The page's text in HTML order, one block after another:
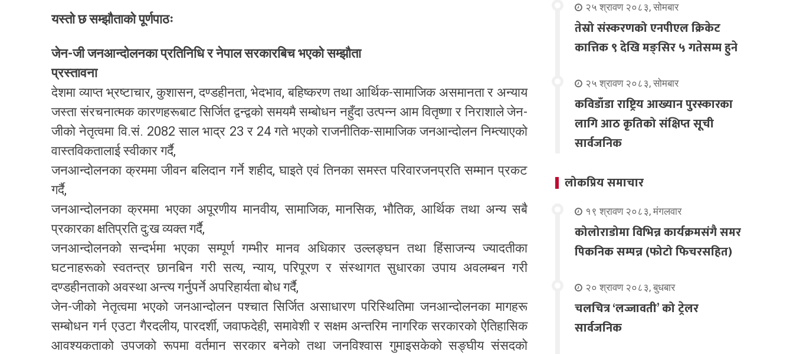
यस्तो छ सम्झौताको पूर्णपाठः
जेन-जी जनआन्दोलनका प्रतिनिधि र नेपाल सरकारबिच भएको सम्झौता
प्रस्तावना
देशमा व्याप्त भ्रष्टाचार, कुशासन, दण्डहीनता, भेदभाव, बहिष्करण तथा आर्थिक-सामाजिक असमानता र अन्याय
जस्ता संरचनात्मक कारणहरूबाट सिर्जित द्वन्द्वको समयमै सम्बोधन नहुँदा उत्पन्न आम वितृष्णा र निराशाले जेन-
जीको नेतृत्वमा वि.सं. 2082 साल भाद्र 23 र 24 गते भएको राजनीतिक-सामाजिक जनआन्दोलन निम्त्याएको
वास्तविकतालाई स्वीकार गर्दै,
जनआन्दोलनका क्रममा जीवन बलिदान गर्ने शहीद, घाइते एवं तिनका समस्त परिवारजनप्रति सम्मान प्रकट
गर्दै,
जनआन्दोलनका क्रममा भएका अपूरणीय मानवीय, सामाजिक, मानसिक, भौतिक, आर्थिक तथा अन्य सबै
प्रकारका क्षतिप्रति दु:ख व्यक्त गर्दै,
जनआन्दोलनको सन्दर्भमा भएका सम्पूर्ण गम्भीर मानव अधिकार उल्लङ्घन तथा हिंसाजन्य ज्यादतीका
घटनाहरूको स्वतन्त्र छानबिन गरी सत्य, न्याय, परिपूरण र संस्थागत सुधारका उपाय अवलम्बन गरी
दण्डहीनताको अवस्था अन्त्य गर्नुपर्ने अपरिहार्यता बोध गर्दै,
जेन-जीको नेतृत्वमा भएको जनआन्दोलन पश्चात सिर्जित असाधारण परिस्थितिमा जनआन्दोलनका मागहरू
सम्बोधन गर्न एउटा गैरदलीय, पारदर्शी, जवाफदेही, समावेशी र सक्षम अन्तरिम नागरिक सरकारको ऐतिहासिक
आवश्यकताको उपजको रूपमा वर्तमान सरकार बनेको तथा जनविश्वास गुमाइसकेको सङ्घीय संसदको
२५ श्रावण २०८३, सोमबार
तेस्रो संस्करणको एनपीएल क्रिकेट
कात्तिक ९ देखि मङ्सिर ५ गतेसम्म हुने
२५ श्रावण २०८३, सोमबार
कविडाँडा राष्ट्रिय आख्यान पुरस्कारका
लागि आठ कृतिको संक्षिप्त सूची
सार्वजनिक
लोकप्रिय समाचार
१९ श्रावण २०८३, मंगलवार
कोलोराडोमा विभिन्न कार्यक्रमसंगै समर
पिकनिक सम्पन्न (फोटो फिचरसहित)
२० श्रावण २०८३, बुधबार
चलचित्र ‘लज्जावती’ को ट्रेलर
सार्वजनिक